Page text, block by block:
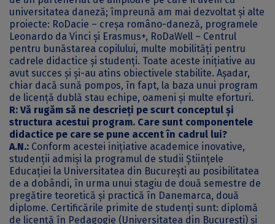
universitatea daneză; împreună am mai dezvoltat și alte
proiecte: RoDacie – creșa româno-daneză, programele
Leonardo da Vinci și Erasmus+, RoDaWell – Centrul
pentru bunăstarea copilului, multe mobilități pentru
cadrele didactice și studenți. Toate aceste inițiative au
avut succes și și-au atins obiectivele stabilite. Așadar,
chiar dacă sună pompos, în fapt, la baza unui program
de licență dublă stau echipe, oameni și multe eforturi.
R: Vă rugăm să ne descrieți pe scurt conceptul și
structura acestui program. Care sunt componentele
didactice pe care se pune accent în cadrul lui?
A.N.: Conform acestei inițiative academice inovative,
studenții admiși la programul de studii Științele
Educației la Universitatea din București au posibilitatea
de a dobândi, în urma unui stagiu de două semestre de
pregătire teoretică și practică în Danemarca, două
diplome. Certificările primite de studenți sunt: diplomă
de licență în Pedagogie (Universitatea din București) și